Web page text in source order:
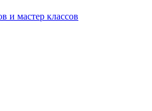
и мастер классов